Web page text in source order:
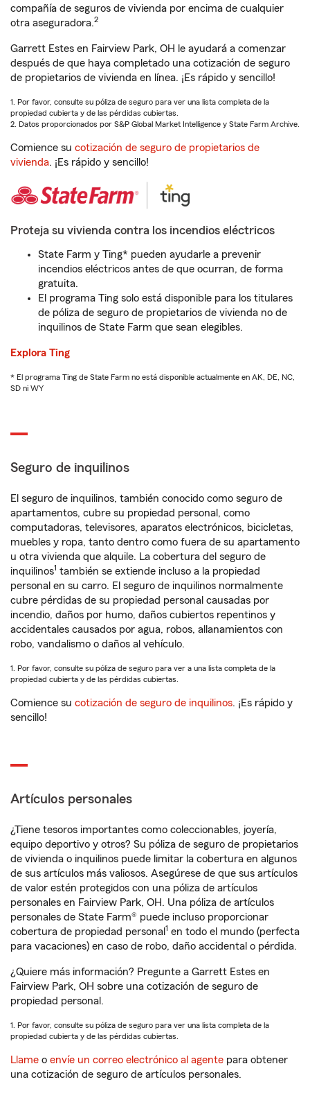
compañía de seguros de vivienda por encima de cualquier
otra aseguradora.2
Garrett Estes en Fairview Park, OH le ayudará a comenzar
después de que haya completado una cotización de seguro
de propietarios de vivienda en línea. ¡Es rápido y sencillo!
1. Por favor, consulte su póliza de seguro para ver una lista completa de la
propiedad cubierta y de las pérdidas cubiertas.
2. Datos proporcionados por S&P Global Market Intelligence y State Farm Archive.
Comience su cotización de seguro de propietarios de
vivienda. ¡Es rápido y sencillo!
Proteja su vivienda contra los incendios eléctricos
State Farm y Ting* pueden ayudarle a prevenir
incendios eléctricos antes de que ocurran, de forma
gratuita.
El programa Ting solo está disponible para los titulares
de póliza de seguro de propietarios de vivienda no de
inquilinos de State Farm que sean elegibles.
Explora Ting
* El programa Ting de State Farm no está disponible actualmente en AK, DE, NC,
SD ni WY
Seguro de inquilinos
El seguro de inquilinos, también conocido como seguro de
apartamentos, cubre su propiedad personal, como
computadoras, televisores, aparatos electrónicos, bicicletas,
muebles y ropa, tanto dentro como fuera de su apartamento
u otra vivienda que alquile. La cobertura del seguro de
inquilinos1 también se extiende incluso a la propiedad
personal en su carro. El seguro de inquilinos normalmente
cubre pérdidas de su propiedad personal causadas por
incendio, daños por humo, daños cubiertos repentinos y
accidentales causados por agua, robos, allanamientos con
robo, vandalismo o daños al vehículo.
1. Por favor, consulte su póliza de seguro para ver a una lista completa de la
propiedad cubierta y de las pérdidas cubiertas.
Comience su cotización de seguro de inquilinos. ¡Es rápido y
sencillo!
Artículos personales
¿Tiene tesoros importantes como coleccionables, joyería,
equipo deportivo y otros? Su póliza de seguro de propietarios
de vivienda o inquilinos puede limitar la cobertura en algunos
de sus artículos más valiosos. Asegúrese de que sus artículos
de valor estén protegidos con una póliza de artículos
personales en Fairview Park, OH. Una póliza de artículos
personales de State Farm® puede incluso proporcionar
cobertura de propiedad personal 1 en todo el mundo (perfecta
para vacaciones) en caso de robo, daño accidental o pérdida.
¿Quiere más información? Pregunte a Garrett Estes en
Fairview Park, OH sobre una cotización de seguro de
propiedad personal.
1. Por favor, consulte su póliza de seguro para ver una lista completa de la
propiedad cubierta y de las pérdidas cubiertas.
Llame o envíe un correo electrónico al agente para obtener
una cotización de seguro de artículos personales.